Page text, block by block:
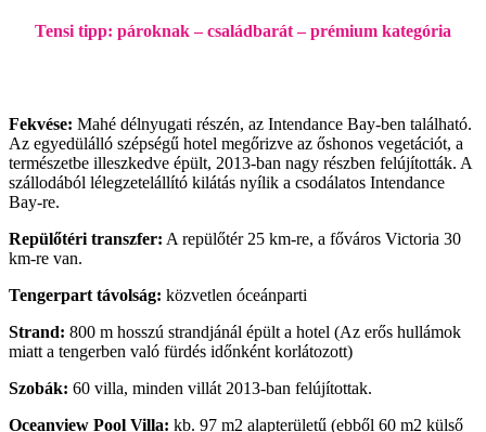
Tensi tipp: pároknak – családbarát – prémium kategória
Fekvése: Mahé délnyugati részén, az Intendance Bay-ben található.
Az egyedülálló szépségű hotel megőrizve az őshonos vegetációt, a
természetbe illeszkedve épült, 2013-ban nagy részben felújították. A
szállodából lélegzetelállító kilátás nyílik a csodálatos Intendance
Bay-re.
Repülőtéri transzfer: A repülőtér 25 km-re, a főváros Victoria 30
km-re van.
Tengerpart távolság: közvetlen óceánparti
Strand: 800 m hosszú strandjánál épült a hotel (Az erős hullámok
miatt a tengerben való fürdés időnként korlátozott)
Szobák: 60 villa, minden villát 2013-ban felújítottak.
Oceanview Pool Villa: kb. 97 m2 alapterületű (ebből 60 m2 külső